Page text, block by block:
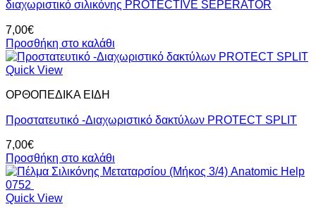
επιλογές
να
επιλεγούν
στη
σελίδα
του
προϊόντος
διαχωριστικό σιλικόνης PROTECTIVE SEPERATOR
7,00€
Προσθήκη στο καλάθι
Quick View
ΟΡΘΟΠΕΔΙΚΑ ΕΙΔΗ
Προστατευτικό -Διαχωριστικό δακτύλων PROTECT SPLIT
7,00€
Προσθήκη στο καλάθι
Quick View